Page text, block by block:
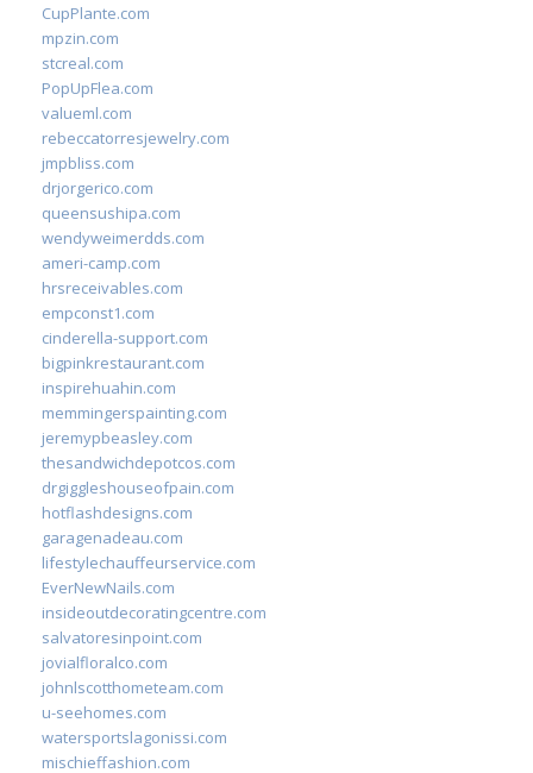
CupPlante.com
mpzin.com
stcreal.com
PopUpFlea.com
valueml.com
rebeccatorresjewelry.com
jmpbliss.com
drjorgerico.com
queensushipa.com
wendyweimerdds.com
ameri-camp.com
hrsreceivables.com
empconst1.com
cinderella-support.com
bigpinkrestaurant.com
inspirehuahin.com
memmingerspainting.com
jeremypbeasley.com
thesandwichdepotcos.com
drgiggleshouseofpain.com
hotflashdesigns.com
garagenadeau.com
lifestylechauffeurservice.com
EverNewNails.com
insideoutdecoratingcentre.com
salvatoresinpoint.com
jovialfloralco.com
johnlscotthometeam.com
u-seehomes.com
watersportslagonissi.com
mischieffashion.com